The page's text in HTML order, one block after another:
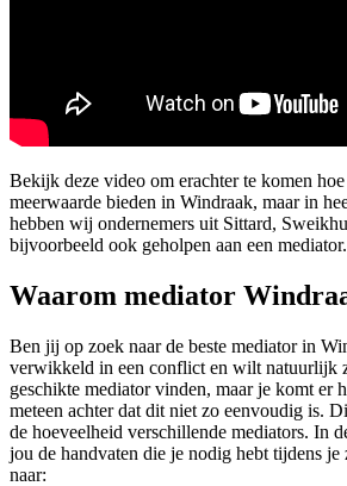
Bekijk deze video om erachter te komen
meerwaarde bieden in Windraak, maar in
hebben wij ondernemers uit Sittard,
bijvoorbeeld ook geholpen aan een mediator.
Waarom mediator
Ben jij op zoek naar de beste mediator in
verwikkeld in een conflict en wilt natuurlijk
geschikte mediator vinden, maar je komt er
meteen achter dat dit niet zo eenvoudig is.
de hoeveelheid verschillende mediators. In
jou de handvaten die je nodig hebt tijdens
naar: